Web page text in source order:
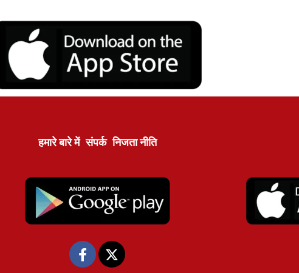
हमारे बारे में संपर्क निजता नीति